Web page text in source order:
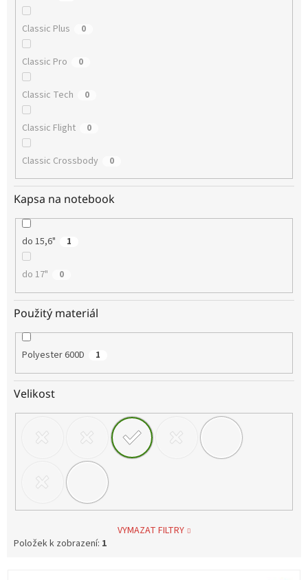
Classic Plus 0
Classic Pro 0
Classic Tech 0
Classic Flight 0
Classic Crossbody 0
Kapsa na notebook
do 15,6" 1
do 17" 0
Použitý materiál
Polyester 600D 1
Velikost
VYMAZAT FILTRY
Položek k zobrazení: 1